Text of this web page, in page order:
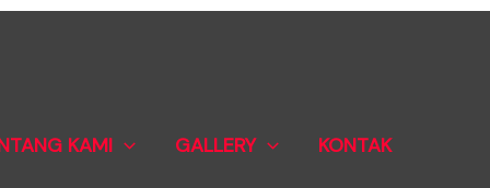
KAMI GALLERY KONTAK